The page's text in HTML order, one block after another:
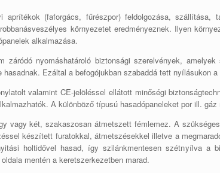
(faforgács, fűrészpor) feldolgozása, szállítása,
környezetet eredményeznek. Ilyen
alkalmazása.
záródó nyomáshatároló biztonsági szerelvények,
hasadnak. Ezáltal a befogójukban szabaddá tett
valamint CE-jelöléssel ellátott minőségi
A különböző típusú hasadópaneleket por ill.
vagy két, szakaszosan átmetszett fémlemez. A
készített furatokkal, átmetszésekkel illetve a
holtidővel hasad, így szilánkmentesen szétnyílva a
mentén a keretszerkezetben marad.